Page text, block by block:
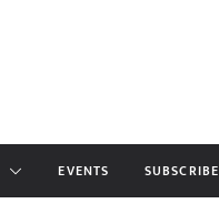
EVENTS SUBSCRIBE